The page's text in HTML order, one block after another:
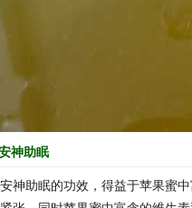
神助眠
神助眠的功效，得益于苹果蜜